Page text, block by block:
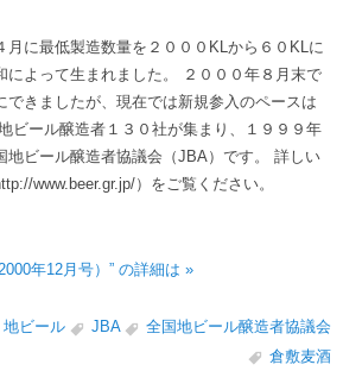
に最低製造数量を２０００KLから６０KLに
によって生まれました。 ２０００年８月末で
できましたが、現在では新規参入のペースは
ビール醸造者１３０社が集まり、１９９９年
地ビール醸造者協議会（JBA）です。 詳しい
www.beer.gr.jp/）をご覧ください。
年12月号）” の詳細は »
地ビール JBA
全国地ビール醸造者協議会
倉敷麦酒